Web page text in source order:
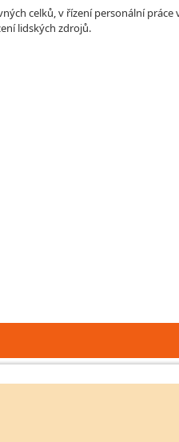
celků, v řízení personální práce
lidských zdrojů.